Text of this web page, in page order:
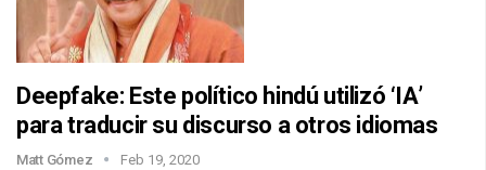
Deepfake: Este político hindú utilizó ‘IA’
para traducir su discurso a otros idiomas
Matt Gómez Feb 19, 2020